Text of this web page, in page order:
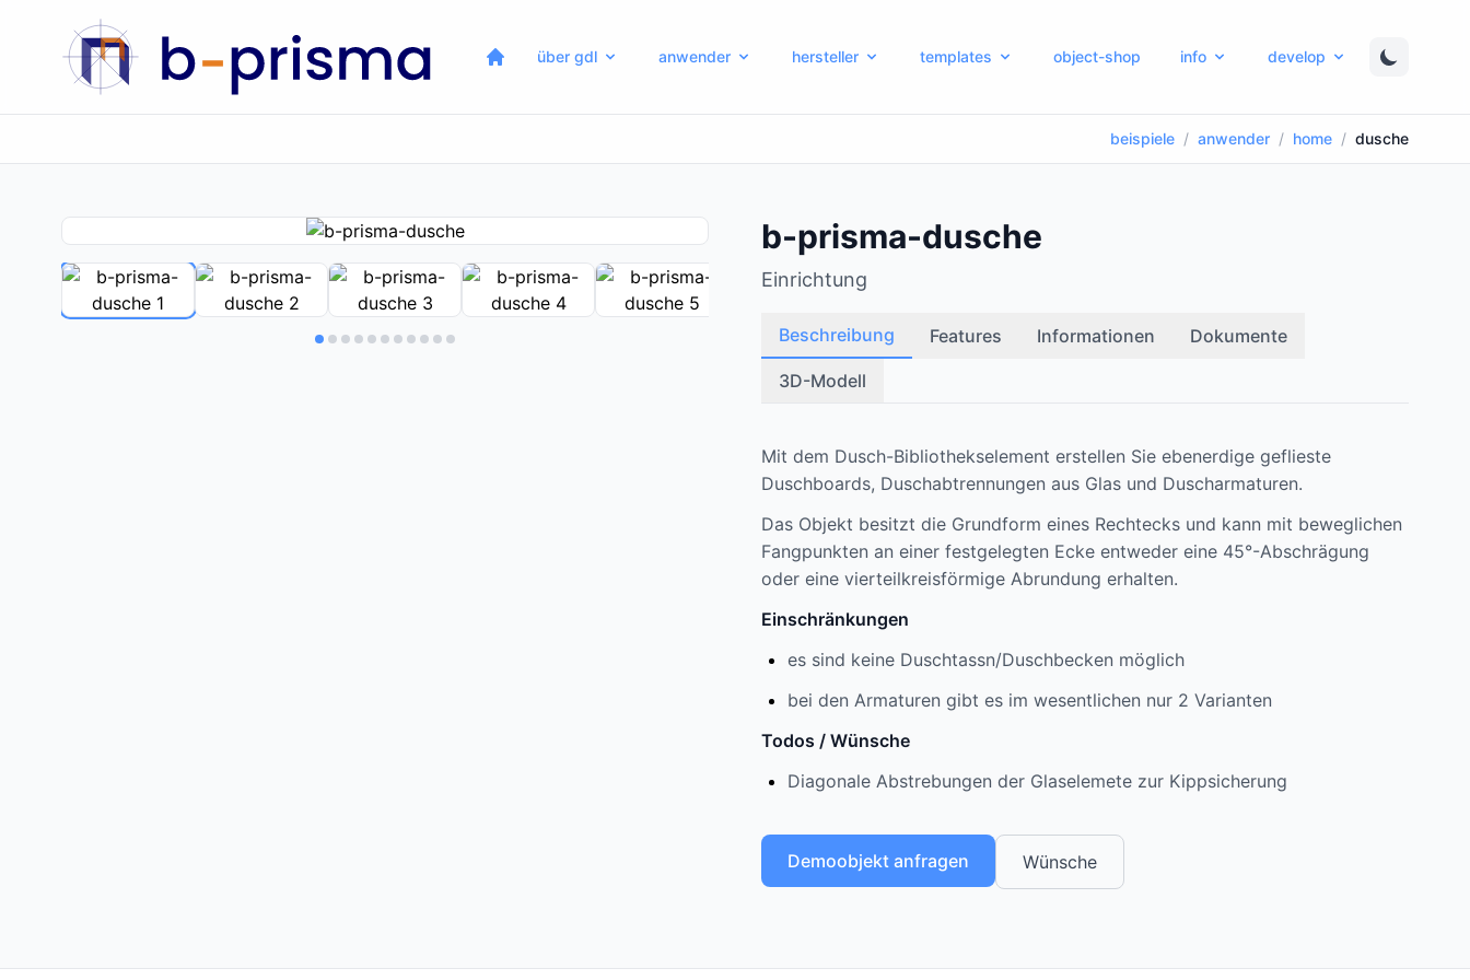
über gdl anwender hersteller templates object-shop info develop
beispiele / anwender / home / dusche
b-prisma-dusche
Einrichtung
Beschreibung Features Informationen Dokumente
3D-Modell
Mit dem Dusch-Bibliothekselement erstellen Sie ebenerdige geflieste
Duschboards, Duschabtrennungen aus Glas und Duscharmaturen.
Das Objekt besitzt die Grundform eines Rechtecks und kann mit beweglichen
Fangpunkten an einer festgelegten Ecke entweder eine 45°-Abschrägung
oder eine vierteilkreisförmige Abrundung erhalten.
Einschränkungen
es sind keine Duschtassn/Duschbecken möglich
bei den Armaturen gibt es im wesentlichen nur 2 Varianten
Todos / Wünsche
Diagonale Abstrebungen der Glaselemete zur Kippsicherung
Demoobjekt anfragen Wünsche